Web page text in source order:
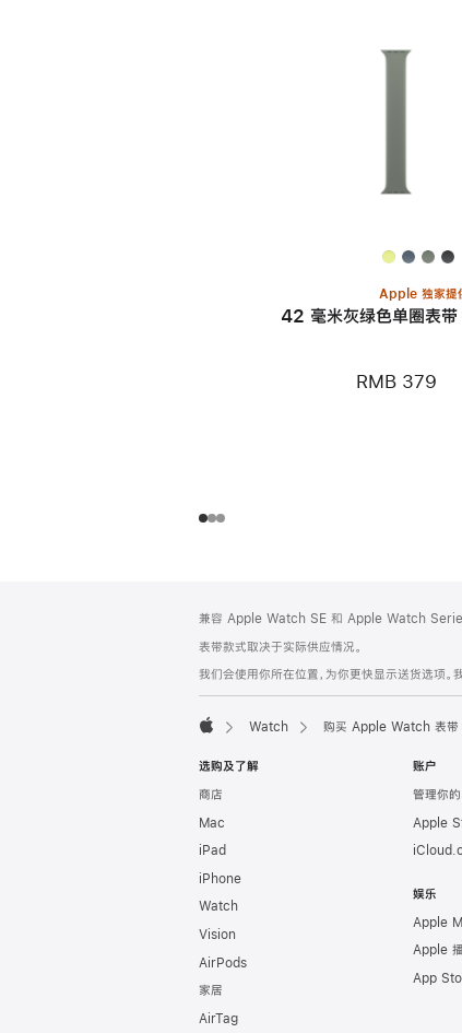
Apple 独家提
42 毫米灰绿色单圈表
RMB 379
页
页
脚
注
兼容 Apple Watch SE 和 Apple Watch
表带款式取决于实际供应情况。
我们会使用你所在位置，为你更快显示送货选项
Watch 购买 Apple Watch 表带
选购及了解
商店
Mac
iPad
iPhone
Watch
Vision
AirPods
家居
AirTag
账户
管理你
Apple
娱乐
Apple
Apple
App